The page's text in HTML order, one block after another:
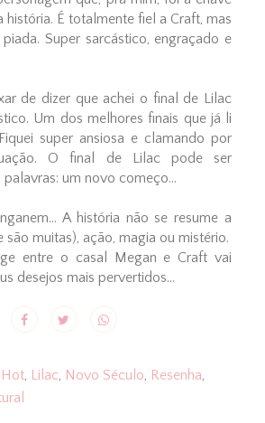
história. É totalmente fiel a Craft, mas
Super sarcástico, engraçado e
de dizer que achei o final de Lilac
Um dos melhores finais que já li
super ansiosa e clamando por
O final de Lilac pode ser
um novo começo...
A história não se resume a
são muitas), ação, magia ou mistério.
entre o casal Megan e Craft vai
desejos mais pervertidos...
Hot, Lilac, Novo Século, Resenha,